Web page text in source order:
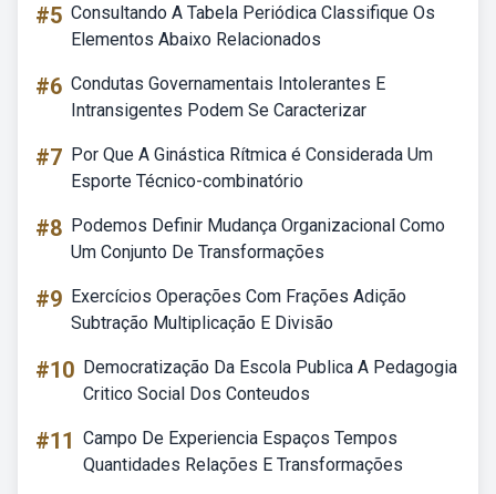
#5 Consultando A Tabela Periódica Classifique Os
Elementos Abaixo Relacionados
#6 Condutas Governamentais Intolerantes E
Intransigentes Podem Se Caracterizar
#7 Por Que A Ginástica Rítmica é Considerada Um
Esporte Técnico-combinatório
#8 Podemos Definir Mudança Organizacional Como
Um Conjunto De Transformações
#9 Exercícios Operações Com Frações Adição
Subtração Multiplicação E Divisão
#10 Democratização Da Escola Publica A Pedagogia
Critico Social Dos Conteudos
#11 Campo De Experiencia Espaços Tempos
Quantidades Relações E Transformações